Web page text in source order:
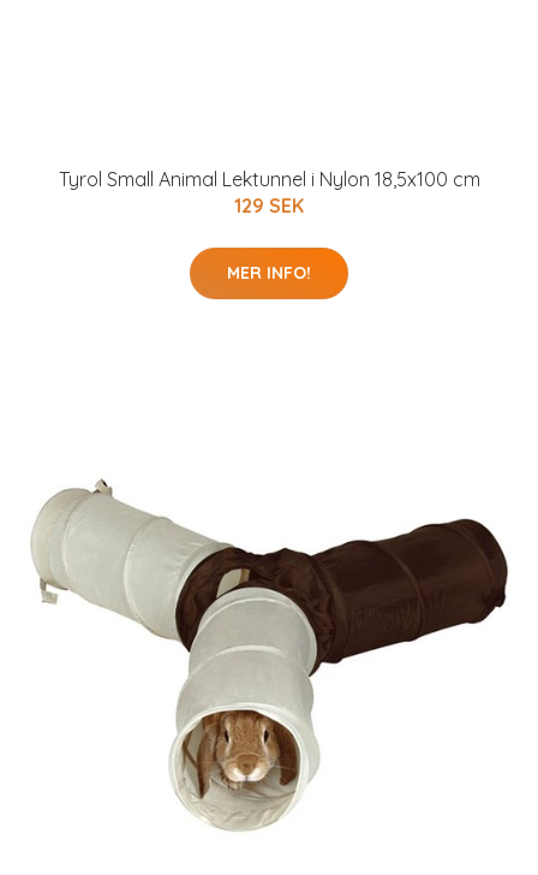
Tyrol Small Animal Lektunnel i Nylon 18,5x100 cm
129 SEK
MER INFO!